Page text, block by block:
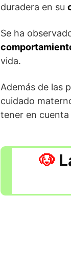
duradera en su
Se ha
vida.
Además de las
cuidado
tener en